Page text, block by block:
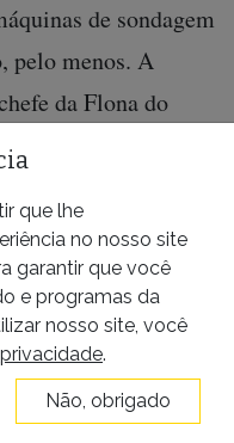
de sondagem
pelo menos. A
da Flona do
pedido para
tem que ser
pelo parecer que
mas até agora não
o servidor do
caminhonetes com
uniformes,
que lhe
no nosso site
garantir que você
e programas da
nosso site, você
.
Não, obrigado